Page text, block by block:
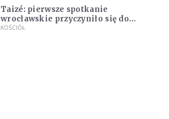
Taizé: pierwsze spotkanie
wrocławskie przyczyniło się do
obalenia murów
KOŚCIÓŁ